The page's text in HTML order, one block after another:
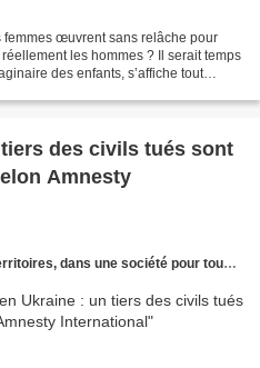
œuvrent sans relâche pour
les hommes ? Il serait temps
des enfants, s’affiche tout
des civils tués sont
Amnesty
dans une société pour tous les âges